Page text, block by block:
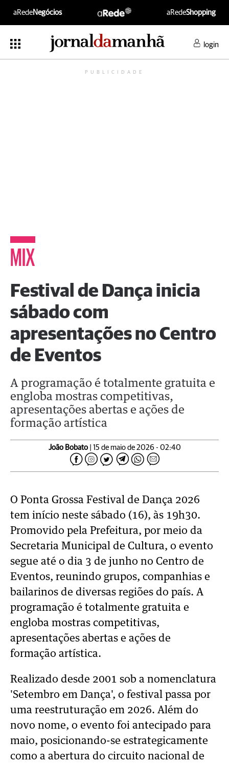
aRedeNegócios aRedeShopping
login
PUBLICIDADE
MIX
Festival de Dança inicia
sábado com
apresentações no Centro
de Eventos
A programação é totalmente gratuita e
engloba mostras competitivas,
apresentações abertas e ações de
formação artística
João Bobato| 15 de maio de 2026 - 02:40
O Ponta Grossa Festival de Dança 2026
tem início neste sábado (16), às 19h30.
Promovido pela Prefeitura, por meio da
Secretaria Municipal de Cultura, o evento
segue até o dia 3 de junho no Centro de
Eventos, reunindo grupos, companhias e
bailarinos de diversas regiões do país. A
programação é totalmente gratuita e
engloba mostras competitivas,
apresentações abertas e ações de
formação artística.
Realizado desde 2001 sob a nomenclatura
'Setembro em Dança', o festival passa por
uma reestruturação em 2026. Além do
novo nome, o evento foi antecipado para
maio, posicionando-se estrategicamente
como a abertura do circuito nacional de